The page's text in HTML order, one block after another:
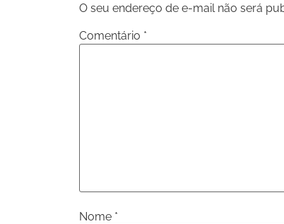
O seu endereço de e-mail não será
Comentário *
Nome *